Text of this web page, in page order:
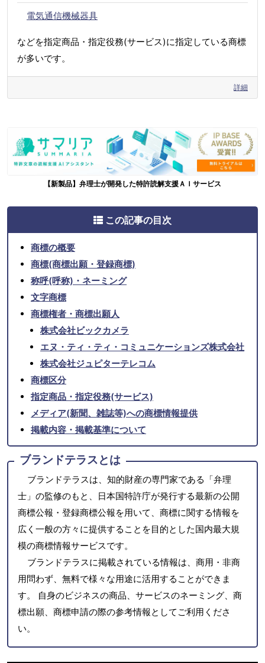
電気通信機械器具
などを指定商品・指定役務(サービス)に指定している商標
が多いです。
詳細
【新製品】弁理士が開発した特許読解支援ＡＩサービス
この記事の目次
商標の概要
商標(商標出願・登録商標)
称呼(呼称)・ネーミング
文字商標
商標権者・商標出願人
株式会社ビックカメラ
エヌ・ティ・ティ・コミュニケーションズ株式会社
株式会社ジュピターテレコム
商標区分
指定商品・指定役務(サービス)
メディア(新聞、雑誌等)への商標情報提供
掲載内容・掲載基準について
ブランドテラスとは
ブランドテラスは、知的財産の専門家である「弁理
士」の監修のもと、日本国特許庁が発行する最新の公開
商標公報・登録商標公報を用いて、商標に関する情報を
広く一般の方々に提供することを目的とした国内最大規
模の商標情報サービスです。
ブランドテラスに掲載されている情報は、商用・非商
用問わず、無料で様々な用途に活用することができま
す。 自身のビジネスの商品、サービスのネーミング、商
標出願、商標申請の際の参考情報としてご利用くださ
い。